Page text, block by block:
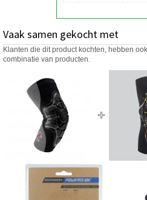
Vaak samen gekocht met
Klanten die dit product kochten, hebben
combinatie van producten.